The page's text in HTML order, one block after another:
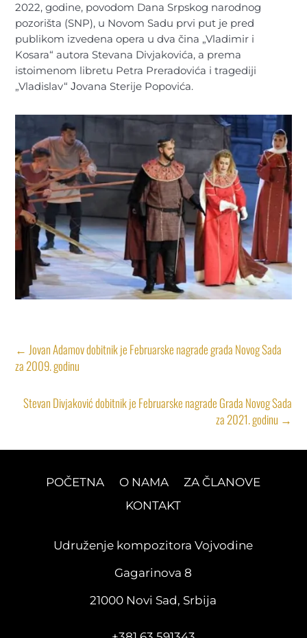
2022, godine, povodom Dana Srpskog narodnog
pozorišta (SNP), u Novom Sadu prvi put je pred
publikom izvedena opera u dva čina „Vladimir i
Kosara“ autora Stevana Divjakovića, a prema
istoimenom libretu Petra Preradovića i tragediji
„Vladislav“ Јovana Sterije Popovića.
← Jovan Adamov dobitnik je Februarske nagrade grada Novog Sada
za 2009. godinu
Stevan Divjaković dobitnik je Februarske nagrade Grada Novog Sada
za 2021. godinu →
POČETNA O NAMA
ZA ČLANOVE
KONTAKT
Udruženje kompozitora Vojvodine
Gagarinova 8
21000 Novi Sad, Srbija